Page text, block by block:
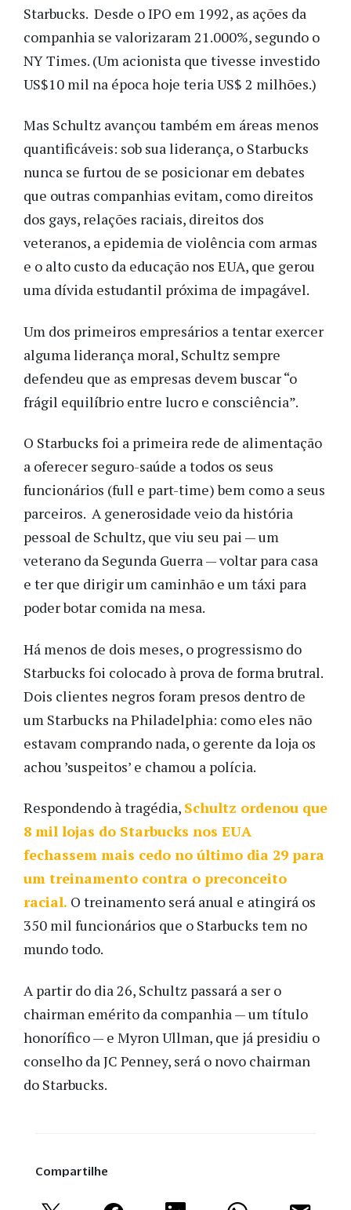
Starbucks. Desde o IPO em 1992, as ações da
companhia se valorizaram 21.000%, segundo o
NY Times. (Um acionista que tivesse investido
US$10 mil na época hoje teria US$ 2 milhões.)
Mas Schultz avançou também em áreas menos
quantificáveis: sob sua liderança, o Starbucks
nunca se furtou de se posicionar em debates
que outras companhias evitam, como direitos
dos gays, relações raciais, direitos dos
veteranos, a epidemia de violência com armas
e o alto custo da educação nos EUA, que gerou
uma dívida estudantil próxima de impagável.
Um dos primeiros empresários a tentar exercer
alguma liderança moral, Schultz sempre
defendeu que as empresas devem buscar “o
frágil equilíbrio entre lucro e consciência”.
O Starbucks foi a primeira rede de alimentação
a oferecer seguro-saúde a todos os seus
funcionários (full e part-time) bem como a seus
parceiros. A generosidade veio da história
pessoal de Schultz, que viu seu pai — um
veterano da Segunda Guerra — voltar para casa
e ter que dirigir um caminhão e um táxi para
poder botar comida na mesa.
Há menos de dois meses, o progressismo do
Starbucks foi colocado à prova de forma brutral.
Dois clientes negros foram presos dentro de
um Starbucks na Philadelphia: como eles não
estavam comprando nada, o gerente da loja os
achou ’suspeitos’ e chamou a polícia.
Respondendo à tragédia, Schultz ordenou que
8 mil lojas do Starbucks nos EUA
fechassem mais cedo no último dia 29 para
um treinamento contra o preconceito
racial. O treinamento será anual e atingirá os
350 mil funcionários que o Starbucks tem no
mundo todo.
A partir do dia 26, Schultz passará a ser o
chairman emérito da companhia — um título
honorífico — e Myron Ullman, que já presidiu o
conselho da JC Penney, será o novo chairman
do Starbucks.
Compartilhe